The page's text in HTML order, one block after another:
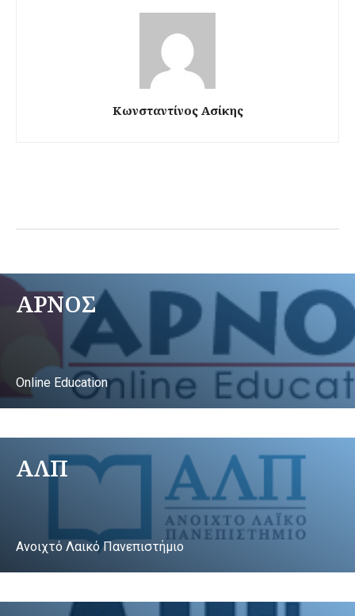
Κωνσταντίνος Ασίκης
ΑΡΝΟΣ
Online Education
ΑΛΠ
Ανοιχτό Λαικό Πανεπιστήμιο